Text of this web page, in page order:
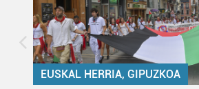
EUSKAL HERRIA, GIPUZKOA